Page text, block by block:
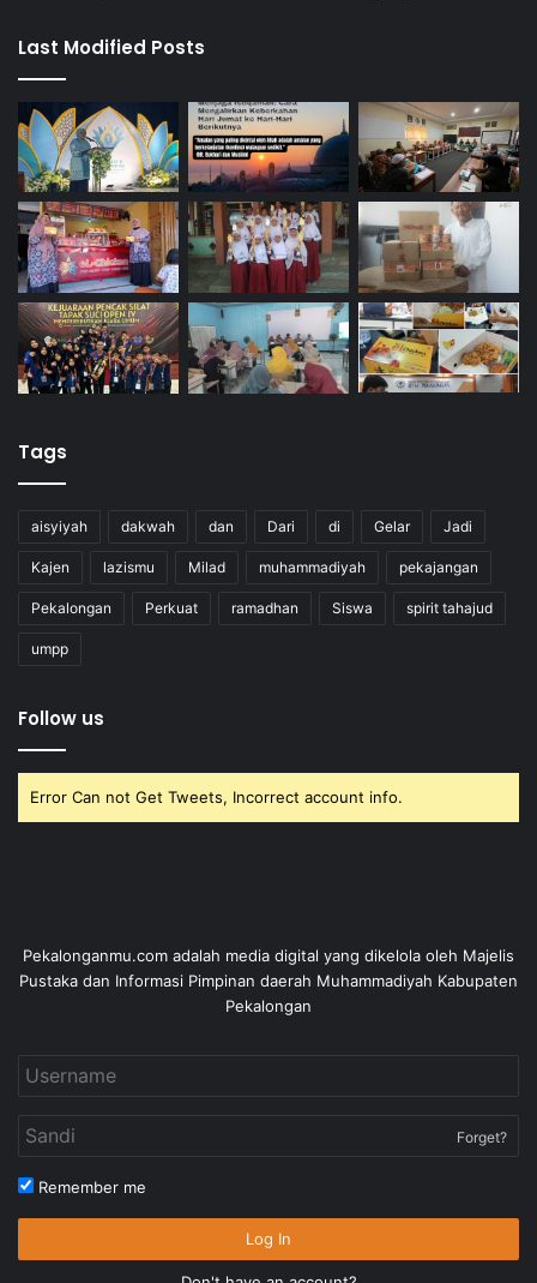
Last Modified Posts
Tags
aisyiyah dakwah dan Dari di Gelar Jadi
Kajen lazismu Milad muhammadiyah pekajangan
Pekalongan Perkuat ramadhan Siswa spirit tahajud
umpp
Follow us
Error Can not Get Tweets, Incorrect account info.
Pekalonganmu.com adalah media digital yang dikelola oleh Majelis
Pustaka dan Informasi Pimpinan daerah Muhammadiyah Kabupaten
Pekalongan
Forget?
Remember me
Log In